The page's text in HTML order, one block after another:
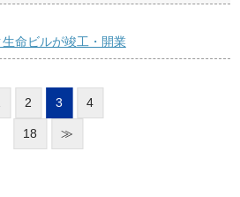
命ビルが竣工・開業
2 3 4
18 ≫